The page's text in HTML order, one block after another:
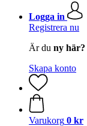
Logga in
Registrera nu
Är du ny här?
Skapa konto
Varukorg 0 kr